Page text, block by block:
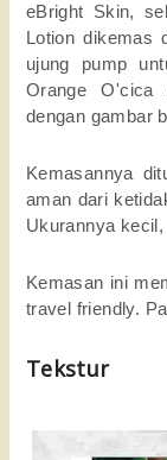
eBright Skin,
Lotion dikemas
ujung pump
Orange O'cica
dengan gambar
Kemasannya
aman dari
Ukurannya
Kemasan ini
travel friendly.
Tekstur